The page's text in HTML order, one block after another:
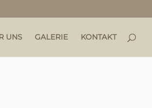
UNS GALERIE KONTAKT